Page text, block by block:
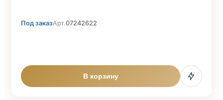
Под заказАрт.07242622
В корзину